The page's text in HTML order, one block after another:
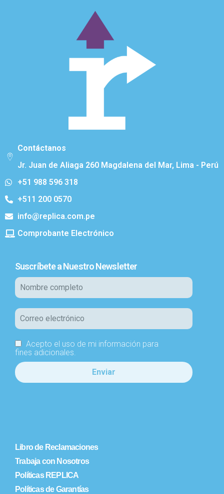
Contáctanos
Jr. Juan de Aliaga 260 Magdalena del Mar, Lima - Perú
+51 988 596 318
+511 200 0570
info@replica.com.pe
Comprobante Electrónico
Suscríbete a Nuestro Newsletter
Acepto el uso de mi información para
fines adicionales.
Libro de Reclamaciones
Trabaja con Nosotros
Políticas REPLICA
Políticas de Garantías